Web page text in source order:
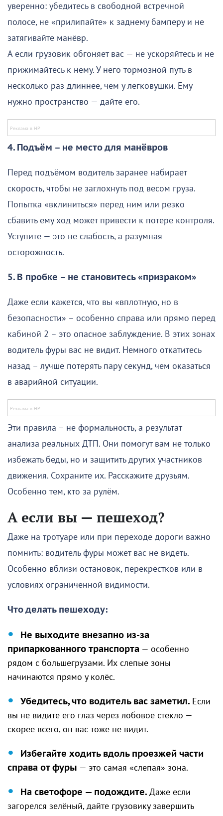
уверенно: убедитесь в свободной встречной
полосе, не «прилипайте» к заднему бамперу и не
затягивайте манёвр.
А если грузовик обгоняет вас — не ускоряйтесь и не
прижимайтесь к нему. У него тормозной путь в
несколько раз длиннее, чем у легковушки. Ему
нужно пространство — дайте его.
4. Подъём – не место для манёвров
Перед подъёмом водитель заранее набирает
скорость, чтобы не заглохнуть под весом груза.
Попытка «вклиниться» перед ним или резко
сбавить ему ход может привести к потере контроля.
Уступите — это не слабость, а разумная
осторожность.
5. В пробке – не становитесь «призраком»
Даже если кажется, что вы «вплотную, но в
безопасности» – особенно справа или прямо перед
кабиной 2 – это опасное заблуждение. В этих зонах
водитель фуры вас не видит. Немного откатитесь
назад – лучше потерять пару секунд, чем оказаться
в аварийной ситуации.
Эти правила – не формальность, а результат
анализа реальных ДТП. Они помогут вам не только
избежать беды, но и защитить других участников
движения. Сохраните их. Расскажите друзьям.
Особенно тем, кто за рулём.
А если вы — пешеход?
Даже на тротуаре или при переходе дороги важно
помнить: водитель фуры может вас не видеть.
Особенно вблизи остановок, перекрёстков или в
условиях ограниченной видимости.
Что делать пешеходу:
Не выходите внезапно из-за
припаркованного транспорта — особенно
рядом с большегрузами. Их слепые зоны
начинаются прямо у колёс.
Убедитесь, что водитель вас заметил. Если
вы не видите его глаз через лобовое стекло —
скорее всего, он вас тоже не видит.
Избегайте ходить вдоль проезжей части
справа от фуры — это самая «слепая» зона.
На светофоре — подождите. Даже если
загорелся зелёный, дайте грузовику завершить